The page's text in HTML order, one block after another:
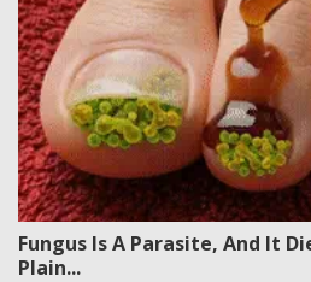
Fungus Is A Parasite, And It
Plain...